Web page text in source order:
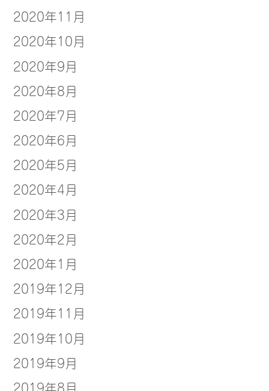
2020年11月
2020年10月
2020年9月
2020年8月
2020年7月
2020年6月
2020年5月
2020年4月
2020年3月
2020年2月
2020年1月
2019年12月
2019年11月
2019年10月
2019年9月
2019年8月